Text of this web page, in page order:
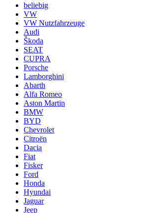
beliebig
VW
VW Nutzfahrzeuge
Audi
Škoda
SEAT
CUPRA
Porsche
Lamborghini
Abarth
Alfa Romeo
Aston Martin
BMW
BYD
Chevrolet
Citroën
Dacia
Fiat
Fisker
Ford
Honda
Hyundai
Jaguar
Jeep